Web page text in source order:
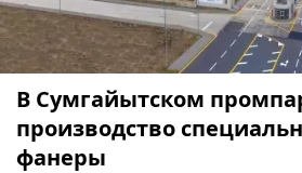
В Сумгайытском
производство
фанеры